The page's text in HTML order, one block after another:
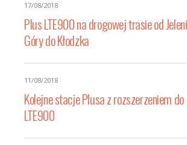
17/08/2018
Plus LTE900 na drogowej trasie od
Góry do Kłodzka
11/08/2018
Kolejne stacje Plusa z rozszerzeniem do
LTE900